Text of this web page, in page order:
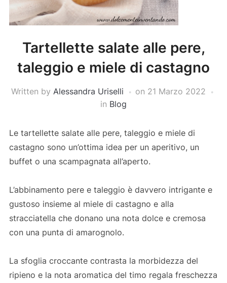
Tartellette salate alle pere,
taleggio e miele di castagno
Written by Alessandra Uriselli on 21 Marzo 2022
in Blog
Le tartellette salate alle pere, taleggio e miele di
castagno sono un’ottima idea per un aperitivo, un
buffet o una scampagnata all’aperto.
L’abbinamento pere e taleggio è davvero intrigante e
gustoso insieme al miele di castagno e alla
stracciatella che donano una nota dolce e cremosa
con una punta di amarognolo.
La sfoglia croccante contrasta la morbidezza del
ripieno e la nota aromatica del timo regala freschezza